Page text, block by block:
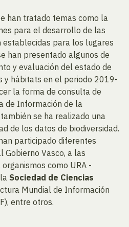
han tratado temas como la
para el desarrollo de las
establecidas para los lugares
han presentado algunos de
y evaluación del estado de
y hábitats en el periodo 2019-
la forma de consulta de
de Información de la
se ha realizado una
de los datos de biodiversidad.
participado diferentes
Vasco, a las
como URA -
Sociedad de Ciencias
Mundial de Información
entre otros.